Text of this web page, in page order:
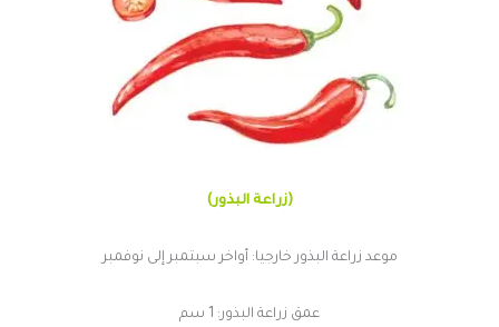
(زراعة البذور)
موعد زراعة البذور خارجيا: أواخر سبتمبر إلى نوفمبر
عمق زراعة البذور: 1 سم